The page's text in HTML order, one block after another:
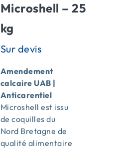
Microshell – 25
kg
Amendement
calcaire UAB |
Anticarentiel
Microshell est issu
de coquilles du
Nord Bretagne de
qualité alimentaire